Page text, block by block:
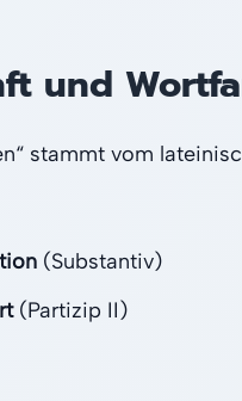
und
stammt vom
(Substantiv)
(Partizip II)